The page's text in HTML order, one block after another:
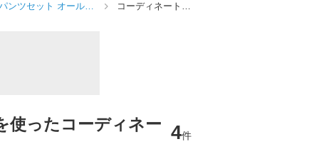
ンツセット オールイ
コーディネート一
使ったコーディネー 4件